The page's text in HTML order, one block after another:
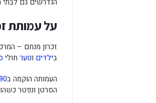
על עמותת
זכרון מנחם –
בילדים ונוער חולי
העמותה הוקמה ב
הסרטן ונפטר כשהוא בן